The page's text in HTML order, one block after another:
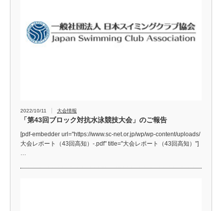
2022/10/11 大会情報
「第43回ブロック対抗水泳競技大会」のご報告
[pdf-embedder url="https://www.sc-net.or.jp/wp/wp-content/uploads/
大会レポート（43回高知）-.pdf" title="大会レポート（43回高知）"]